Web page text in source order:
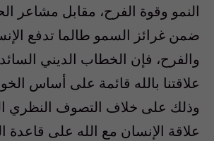
النمو وقوة الفرح، مقابل مشاعر
ضمن غرائز السمو طالما تدفع
والفرح، فإن الخطاب الديني
علاقتنا بالله قائمة على أساس
وذلك على خلاف التصوف النظري
علاقة الإنسان مع الله على